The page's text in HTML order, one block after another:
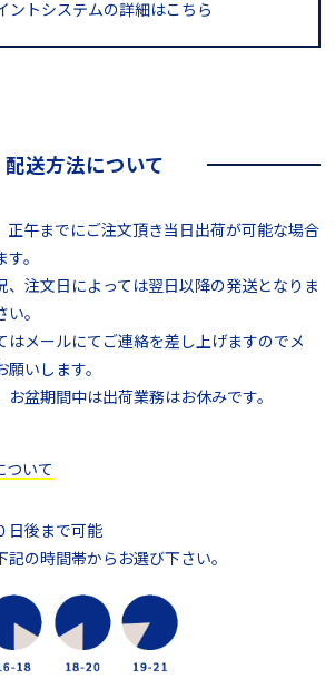
ントシステムの詳細はこちら
配送方法について
正午までにご注文頂き当日出荷が可能な場合
。
、注文日によっては翌日以降の発送となりま
。
はメールにてご連絡を差し上げますのでメ
いします。
お盆期間中は出荷業務はお休みです。
ついて
日後まで可能
の時間帯からお選び下さい。